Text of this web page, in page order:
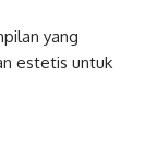
yang
estetis untuk